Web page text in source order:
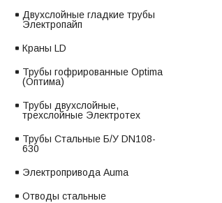
Двухслойные гладкие трубы
Электропайп
Краны LD
Трубы гофрированные Optima
(Оптима)
Трубы двухслойные,
трехслойные Электротех
Трубы Стальные Б/У DN108-
630
Электропривода Auma
Отводы стальные